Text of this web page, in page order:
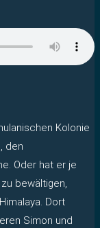
Kolonie
den
Oder hat er je
bewältigen,
Dort
Simon und